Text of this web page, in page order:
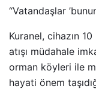
“Vatandaşlar
Kuranel, cihazın
atışı müdahale
orman köyleri ile
hayati önem